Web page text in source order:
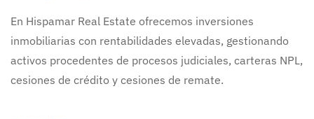
En Hispamar Real Estate ofrecemos inversiones
inmobiliarias con rentabilidades elevadas, gestionando
activos procedentes de procesos judiciales, carteras NPL,
cesiones de crédito y cesiones de remate.